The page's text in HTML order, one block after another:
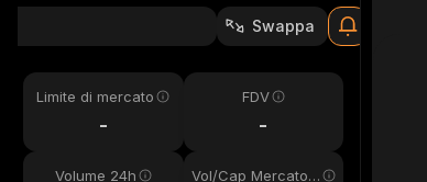
Swappa
Limite di mercato
-
FDV
-
Volume 24h Vol/Cap Mercato